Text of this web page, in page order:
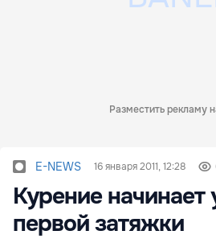
Разместить рекламу
E-NEWS 16 января 2011, 12:28
Курение начинает
первой затяжки